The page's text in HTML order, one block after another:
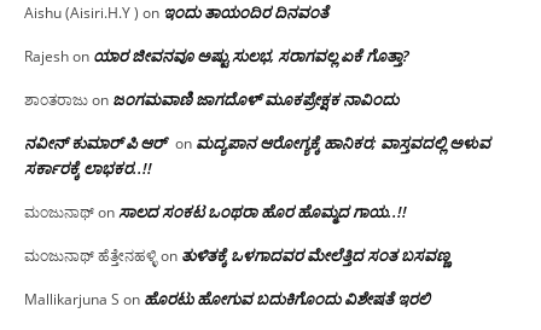
Aishu (Aisiri.H.Y ) on ಇಂದು ತಾಯಂದಿರ ದಿನವಂತೆ
Rajeshon ಯಾರ ಜೀವನವೂ ಅಷ್ಟು ಸುಲಭ, ಸರಾಗವಲ್ಲ ಏಕೆ ಗೊತ್ತಾ?
ಶಾಂತರಾಜುon ಜಂಗಮವಾಣಿ ಜಾಗದೊಳ್ ಮೂಕಪ್ರೇಕ್ಷಕ ನಾವಿಂದು
ನವೀನ್ ಕುಮಾರ್ ಪಿ ಆರ್ on ಮದ್ಯಪಾನ ಆರೋಗ್ಯಕ್ಕೆ ಹಾನಿಕರ; ವಾಸ್ತವದಲ್ಲಿ ಅಳುವ
ಸರ್ಕಾರಕ್ಕೆ ಲಾಭಕರ..!!
ಮಂಜುನಾಥ್onಸಾಲದ ಸಂಕಟ ಒಂಥರಾ ಹೊರ ಹೊಮ್ಮದ ಗಾಯ..!!
ಮಂಜುನಾಥ್ ಹೆತ್ತೇನಹಳ್ಳಿon ತುಳಿತಕ್ಕೆ ಒಳಗಾದವರ ಮೇಲೆತ್ತಿದ ಸಂತ ಬಸವಣ್ಣ
Mallikarjuna S on ಹೊರಟು ಹೋಗುವ ಬದುಕಿಗೊಂದು ವಿಶೇಷತೆ ಇರಲಿ